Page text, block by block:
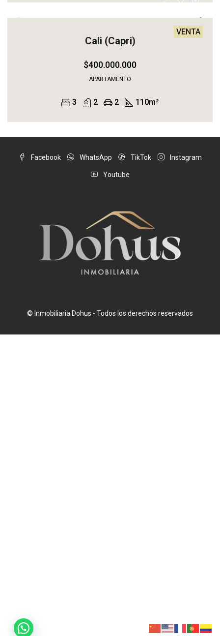
VENTA
Cali (Capri)
$400.000.000
APARTAMENTO
3 2 2 110m²
Facebook WhatsApp TikTok Instagram
Youtube
© Inmobiliaria Dohus - Todos los derechos reservados